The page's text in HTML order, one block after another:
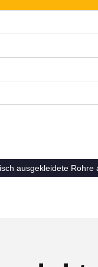
ausgekleidete Rohre